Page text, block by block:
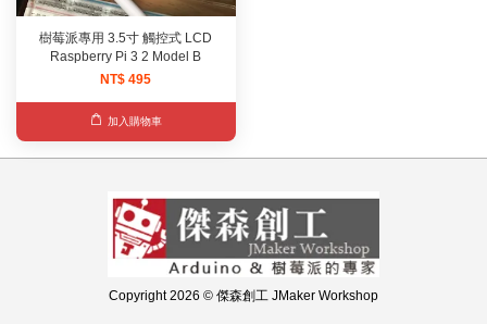
樹莓派專用 3.5寸 觸控式 LCD
Raspberry Pi 3 2 Model B
NT$ 495
加入購物車
Copyright 2026 © 傑森創工 JMaker Workshop